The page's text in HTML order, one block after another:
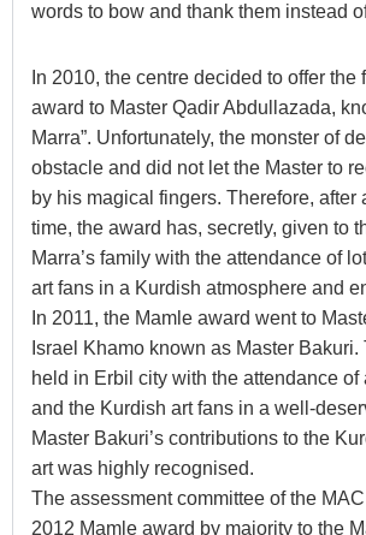
words to bow and thank them instead
In 2010, the centre decided to offer the
award to Master Qadir Abdullazada,
Marra”. Unfortunately, the monster of
obstacle and did not let the Master to
by his magical fingers. Therefore, after
time, the award has, secretly, given to
Marra’s family with the attendance of
art fans in a Kurdish atmosphere and
In 2011, the Mamle award went to
Israel Khamo known as Master
held in Erbil city with the attendance of
and the Kurdish art fans in a well-
Master Bakuri’s contributions to the
art was highly recognised.
The assessment committee of the
2012 Mamle award by majority to the